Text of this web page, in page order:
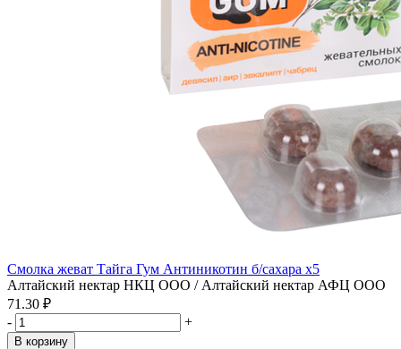
Смолка жеват Тайга Гум Антиникотин б/сахара x5
Алтайский нектар НКЦ ООО / Алтайский нектар АФЦ ООО
71.30 ₽
-
+
В корзину